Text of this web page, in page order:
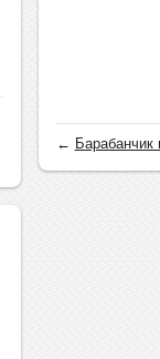
← Барабанчик